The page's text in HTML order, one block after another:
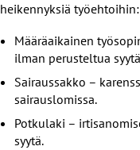
heikennyksiä työehtoihin:
Määräaikainen
ilman perusteltua
Sairaussakko –
sairauslomissa.
Potkulaki –
syytä.